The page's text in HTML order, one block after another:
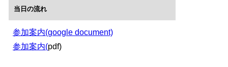
当日の流れ
参加案内(google document)
参加案内(pdf)